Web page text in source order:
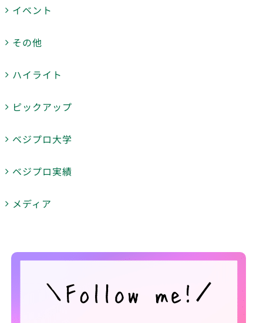
イベント
その他
ハイライト
ピックアップ
ベジプロ大学
ベジプロ実績
メディア